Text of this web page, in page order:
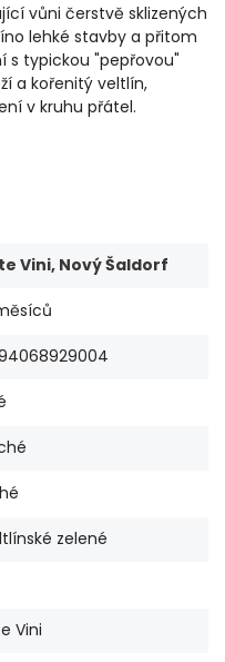
vůni čerstvě sklizených
lehké stavby a přitom
s typickou "pepřovou"
a kořenitý veltlín,
v kruhu přátel.
Vini, Nový Šaldorf
zelené
Vini